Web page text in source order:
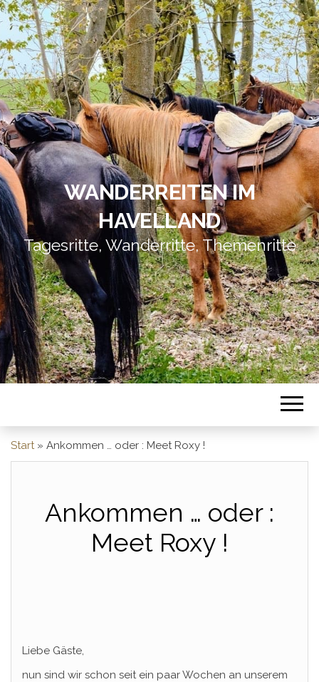
WANDERREITEN IM
HAVELLAND
Tagesritte, Wanderritte, Themenritte
Start» Ankommen … oder : Meet Roxy !
Ankommen … oder :
Meet Roxy !
Liebe Gäste,
nun sind wir schon seit ein paar Wochen an unserem